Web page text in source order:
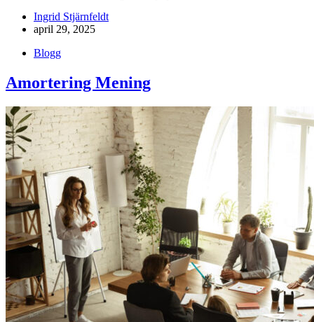
Ingrid Stjärnfeldt
april 29, 2025
Blogg
Amortering Mening